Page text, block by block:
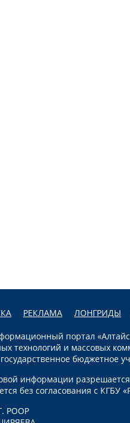
РЕКЛАМА ЛОНГРИДЫ
портал
технологий и массовых
бюджетное
информации
без согласования с КГБУ
РООР